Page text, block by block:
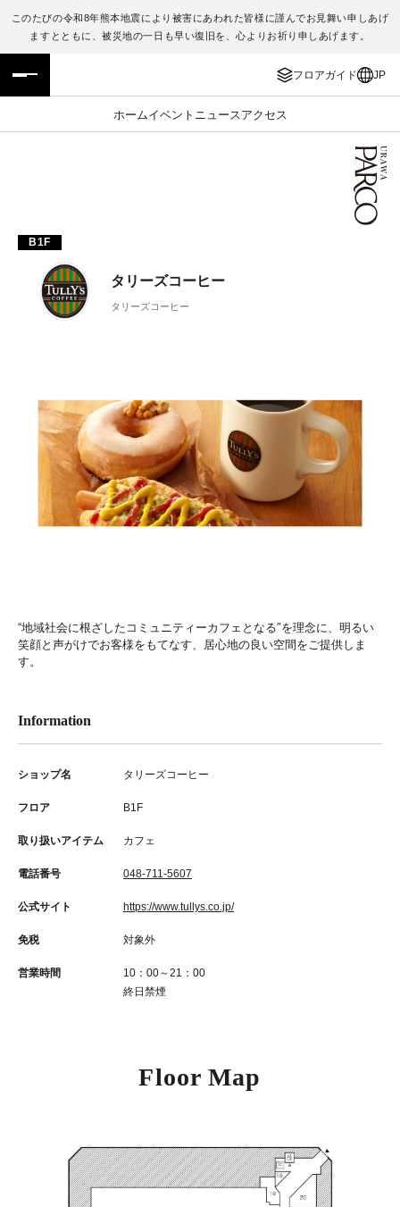
このたびの令和8年熊本地震により被害にあわれた皆様に謹んでお見舞い申しあげ
ますとともに、被災地の一日も早い復旧を、心よりお祈り申しあげます。
フロアガイド JP
ホームイベント ニュース アクセス
フロアガイド
施設案内・アクセス
TAX FREE
ENGLISH
繁体字
日本語
B1F
タリーズコーヒー
タリーズコーヒー
“地域社会に根ざしたコミュニティーカフェとなる″を理念に、明るい
笑顔と声がけでお客様をもてなす、居心地の良い空間をご提供しま
す。
Information
ショップ名 タリーズコーヒー
フロア B1F
取り扱いアイテム カフェ
電話番号 048-711-5607
公式サイト https://www.tullys.co.jp/
免税 対象外
営業時間
10：00～21：00
終日禁煙
Floor Map